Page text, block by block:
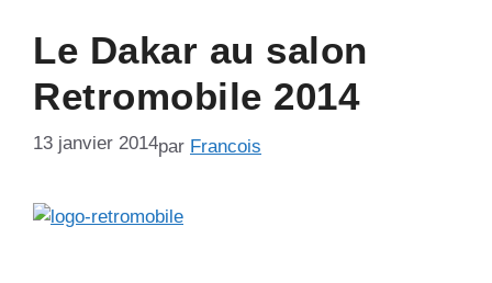
Le Dakar au salon
Retromobile 2014
13 janvier 2014par Francois